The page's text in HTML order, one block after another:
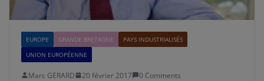
EUROPE GRANDE-BRETAGNE
PAYS INDUSTRIALISÉS
UNION EUROPÉENNE
Marc GERARD 20 février 2017 0 Comments